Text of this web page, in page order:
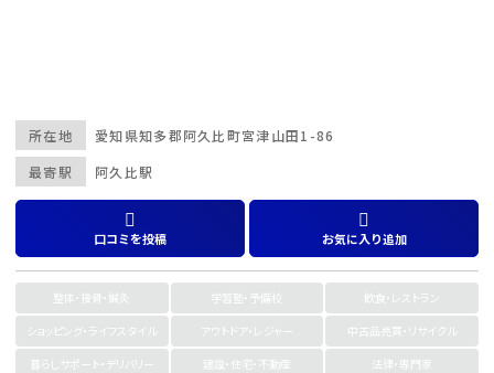
最寄駅 阿久比駅
所在地 愛知県知多郡阿久比町宮津山田1-86
口コミを投稿 お気に入り追加
整体・接骨・鍼灸 学習塾・予備校
飲食・レストラン
ショッピング・ライフスタイル
アウトドア・レジャー
中古品売買・リサイクル
暮らしサポート・デリバリー
建設・住宅・不動産 法律・専門家